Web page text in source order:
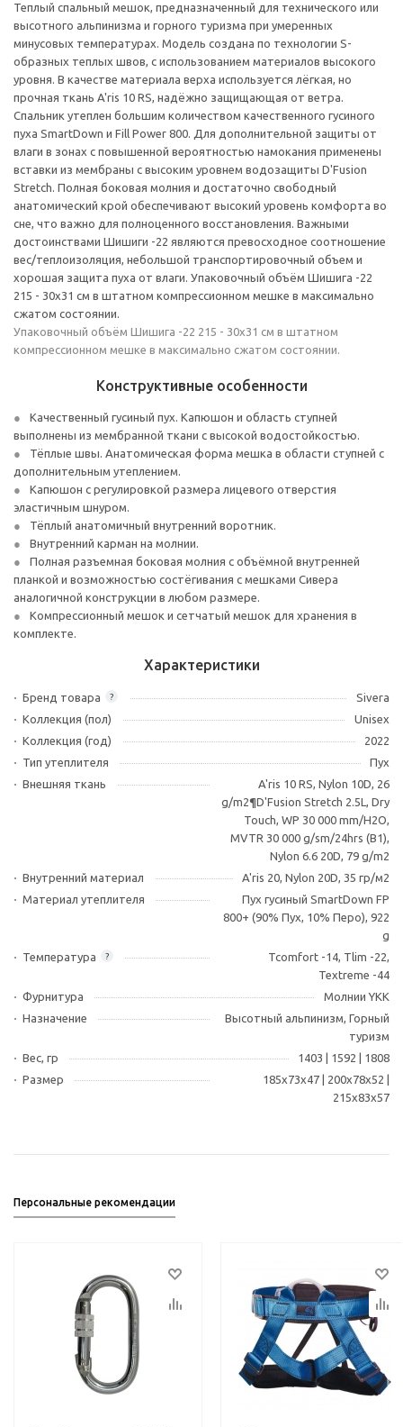
Теплый спальный мешок, предназначенный для технического или
высотного альпинизма и горного туризма при умеренных
минусовых температурах. Модель создана по технологии S-
образных теплых швов, с использованием материалов высокого
уровня. В качестве материала верха используется лёгкая, но
прочная ткань A'ris 10 RS, надёжно защищающая от ветра.
Спальник утеплен большим количеством качественного гусиного
пуха SmartDown и Fill Power 800. Для дополнительной защиты от
влаги в зонах с повышенной вероятностью намокания применены
вставки из мембраны с высоким уровнем водозащиты D'Fusion
Stretch. Полная боковая молния и достаточно свободный
анатомический крой обеспечивают высокий уровень комфорта во
сне, что важно для полноценного восстановления. Важными
достоинствами Шишиги -22 являются превосходное соотношение
вес/теплоизоляция, небольшой транспортировочный объем и
хорошая защита пуха от влаги. Упаковочный объём Шишига -22
215 - 30x31 см в штатном компрессионном мешке в максимально
сжатом состоянии.
Упаковочный объём Шишига -22 215 - 30x31 см в штатном
компрессионном мешке в максимально сжатом состоянии.
Конструктивные особенности
Качественный гусиный пух. Капюшон и область ступней
выполнены из мембранной ткани с высокой водостойкостью.
Тёплые швы. Анатомическая форма мешка в области ступней с
дополнительным утеплением.
Капюшон с регулировкой размера лицевого отверстия
эластичным шнуром.
Тёплый анатомичный внутренний воротник.
Внутренний карман на молнии.
Полная разъемная боковая молния с объёмной внутренней
планкой и возможностью соcтёгивания с мешками Сивера
аналогичной конструкции в любом размере.
Компрессионный мешок и сетчатый мешок для хранения в
комплекте.
Характеристики
?
Бренд товара
Sivera
Коллекция (пол)
Unisex
Коллекция (год)
2022
Тип утеплителя
Пух
Внешняя ткань
A'ris 10 RS, Nylon 10D, 26
g/m2¶D'Fusion Stretch 2.5L, Dry
Touch, WP 30 000 mm/H2O,
MVTR 30 000 g/sm/24hrs (B1),
Nylon 6.6 20D, 79 g/m2
Внутренний материал
A'ris 20, Nylon 20D, 35 гр/м2
Материал утеплителя
Пух гусиный SmartDown FP
800+ (90% Пух, 10% Перо), 922
g
?
Температура
Tcomfort -14, Tlim -22,
Textreme -44
Фурнитура
Молнии YKK
Назначение
Высотный альпинизм, Горный
туризм
Вес, гр
1403 | 1592 | 1808
Размер
185х73х47 | 200х78х52 |
215х83х57
Персональные рекомендации